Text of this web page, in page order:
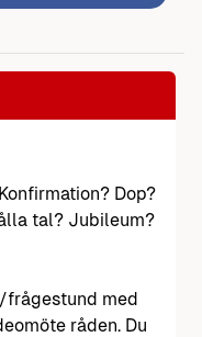
Dop?
tal? Jubileum?
med
råden. Du